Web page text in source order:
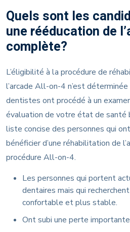
Quels sont les
une rééducation de
complète?
L’éligibilité à la procédure de
l’arcade All-on-4 n’est déterminée
dentistes ont procédé à un
évaluation de votre état de santé
liste concise des personnes qui
bénéficier d’une réhabilitation de
procédure All-on-4.
Les personnes qui portent
dentaires mais qui
confortable et plus stable.
Ont subi une perte